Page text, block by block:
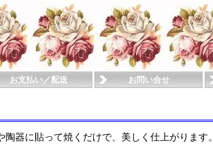
お支払い／配送 お問い合せ
器に貼って焼くだけで、美しく仕上がります。